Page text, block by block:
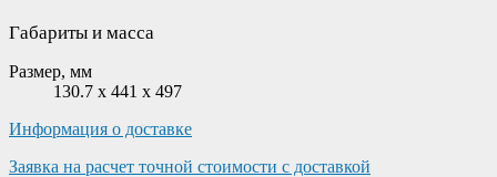
Габариты и масса
Размер, мм
130.7 x 441 x 497
Информация о доставке
Заявка на расчет точной стоимости с доставкой